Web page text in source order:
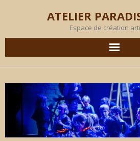
ATELIER
Espace de création
AGENDA
EN IMAGES
PRODUCTION